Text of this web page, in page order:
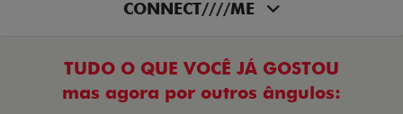
CONNECT////ME
TUDO O QUE VOCÊ JÁ GOSTOU
mas agora por outros ângulos: